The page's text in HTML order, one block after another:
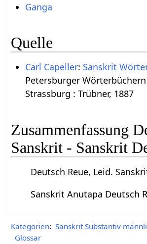
Ganga
Quelle
Carl Capeller: Sanskrit
Petersburger
Strassburg : Trübner, 1887
Zusammenfassung
Sanskrit - Sanskrit
Deutsch Reue, Leid.
Sanskrit Anutapa Deutsch
Kategorien: Sanskrit Substantiv
Glossar